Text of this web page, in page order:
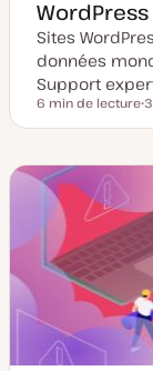
WordPress
Sites
données
Support
Temps de lecture
6 min de lecture
a
i
à
j
o
u
r